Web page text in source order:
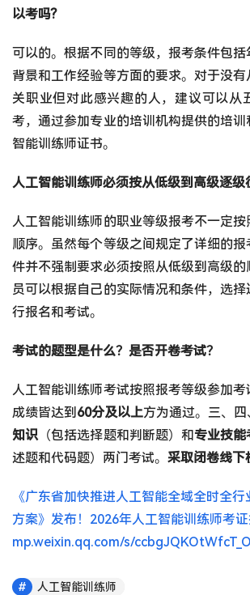
以考吗?
可以的。根据不同的等级，报考条件包
背景和工作经验等方面的要求。对于没有
关职业但对此感兴趣的人，建议可以从
考，通过参加专业的培训机构提供的培
智能训练师证书。
人工智能训练师必须按从低级到高级逐级
人工智能训练师的职业等级报考不一定
顺序。虽然每个等级之间规定了详细的
件并不强制要求必须按照从低级到高级
员可以根据自己的实际情况和条件，选
行报名和考试。
考试的题型是什么？是否开卷考试？
人工智能训练师考试按照报考等级参加考
成绩皆达到 60分及以上方为通过。三、
知识 （包括选择题和判断题）和专业技能
述题和代码题）两门考试。 采取闭卷线下
《广东省加快推进人工智能全域全时全
方案》发布！2026年人工智能训练师考
mp.weixin.qq.com/s/
人工智能训练师